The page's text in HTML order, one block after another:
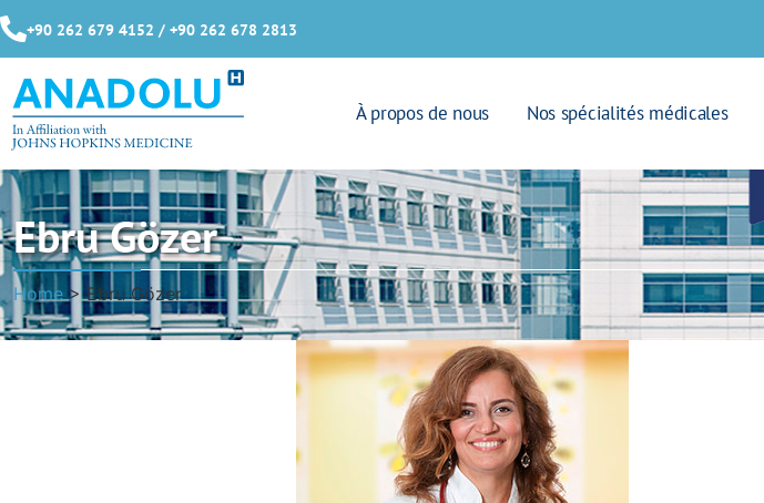
+90 262 679 4152 / +90 262 678 2813
À propos de nous Nos spécialités médicales
Ebru Gözer
Home> Ebru Gözer